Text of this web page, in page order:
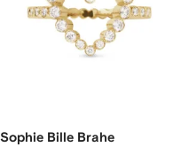
Sophie Bille Brahe